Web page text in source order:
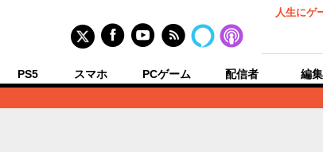
人生にゲ
PS5 スマホ PCゲーム 配信者 編